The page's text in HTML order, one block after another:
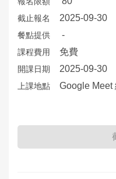
截止報名 2025-09-30
餐點提供 -
課程費用 免費
開課日期 2025-09-30
上課地點 Google Meet